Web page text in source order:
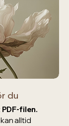
du
filen.
alltid